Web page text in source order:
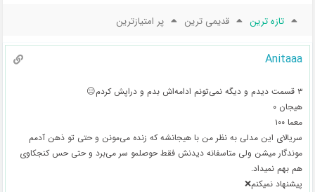
تازه ترین قدیمی ترین پر امتیازترین
Anitaaa
۳ قسمت دیدم و دیگه نمی‌تونم ادامه‌اش بدم و دراپش کردم😑
هیجان ۰
معما ۱۰۰
سریالای این مدلی به نظر من با هیجانشه که زنده می‌مونن و حتی تو ذهن آدمم
موندگار میشن ولی متاسفانه دیدنش فقط حوصلمو سر می‌برد و حتی حس کنجکاوی
هم بهم نمیداد.
پیشنهاد نمیکنم❌